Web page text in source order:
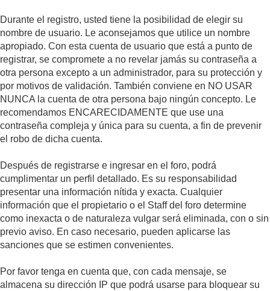
Durante el registro, usted tiene la posibilidad de elegir su
nombre de usuario. Le aconsejamos que utilice un nombre
apropiado. Con esta cuenta de usuario que está a punto de
registrar, se compromete a no revelar jamás su contraseña a
otra persona excepto a un administrador, para su protección y
por motivos de validación. También conviene en NO USAR
NUNCA la cuenta de otra persona bajo ningún concepto. Le
recomendamos ENCARECIDAMENTE que use una
contraseña compleja y única para su cuenta, a fin de prevenir
el robo de dicha cuenta.
Después de registrarse e ingresar en el foro, podrá
cumplimentar un perfil detallado. Es su responsabilidad
presentar una información nítida y exacta. Cualquier
información que el propietario o el Staff del foro determine
como inexacta o de naturaleza vulgar será eliminada, con o sin
previo aviso. En caso necesario, pueden aplicarse las
sanciones que se estimen convenientes.
Por favor tenga en cuenta que, con cada mensaje, se
almacena su dirección IP que podrá usarse para bloquear su